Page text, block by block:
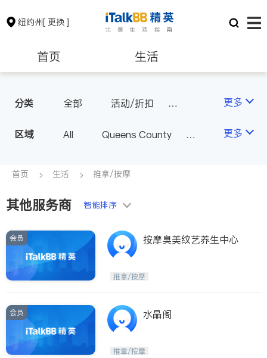
纽约州[ 更换 ]
首页 生活
保险理财 房地产租售
银行贷款 会计师
建筑装修
非盈利组织
分类 全部
活动/折扣
美容/美体/SPA
餐饮
更多
区域 All
Queens County
Long Island
Buffalo & Syracuse
Westchester County & Orange
County
更多
首页 生活 推拿/按摩
其他服务商 智能排序
会员 按摩臭美纹艺养生中心
推拿/按摩
会员 水晶阁
推拿/按摩